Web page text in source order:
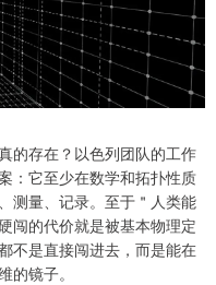
存在？以色列团队的工作
：它至少在数学和拓扑性质
测量、记录。至于＂人类能
闯的代价就是被基本物理定
不是直接闯进去，而是能在
镜子。